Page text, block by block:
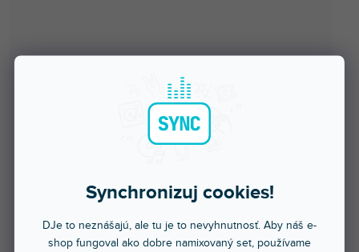
Synchronizuj cookies!
DJe to neznášajú, ale tu je to nevyhnutnosť. Aby náš e-
shop fungoval ako dobre namixovaný set, používame